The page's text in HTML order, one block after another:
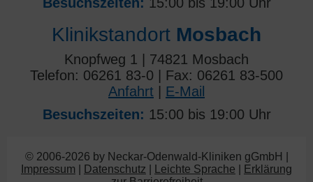
Klinikstandort Mosbach
Knopfweg 1 | 74821 Mosbach
Telefon: 06261 83-0 | Fax: 06261 83-500
Anfahrt
E-Mail
Besuchszeiten: 15:00 bis 19:00 Uhr
© 2006-2026 by Neckar-Odenwald-Kliniken gGmbH |
Impressum
Datenschutz Leichte Sprache
Erklärung